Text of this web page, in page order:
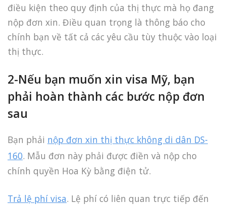
điều kiện theo quy định của thị thực mà họ đang
nộp đơn xin. Điều quan trọng là thông báo cho
chính bạn về tất cả các yêu cầu tùy thuộc vào loại
thị thực.
2-Nếu bạn muốn xin visa Mỹ, bạn
phải hoàn thành các bước nộp đơn
sau
Bạn phải nộp đơn xin thị thực không di dân DS-
160. Mẫu đơn này phải được điền và nộp cho
chính quyền Hoa Kỳ bằng điện tử.
Trả lệ phí visa. Lệ phí có liên quan trực tiếp đến